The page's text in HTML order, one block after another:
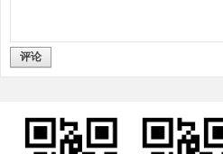
评论